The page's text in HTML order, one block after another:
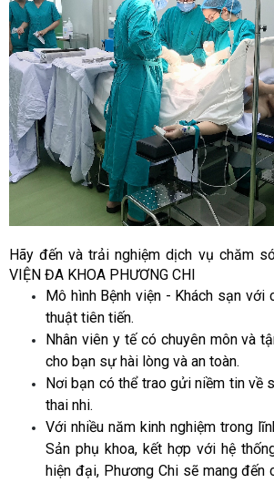
Hãy đến và trải nghiệm dịch vụ chăm
VIỆN ĐA KHOA PHƯƠNG CHI
Mô hình Bệnh viện - Khách sạn
thuật tiên tiến.
Nhân viên y tế có chuyên môn và
cho bạn sự hài lòng và an toàn.
Nơi bạn có thể trao gửi niềm tin về
thai nhi.
Với nhiều năm kinh nghiệm trong
Sản phụ khoa, kết hợp với hệ
hiện đại, Phương Chi sẽ mang đến